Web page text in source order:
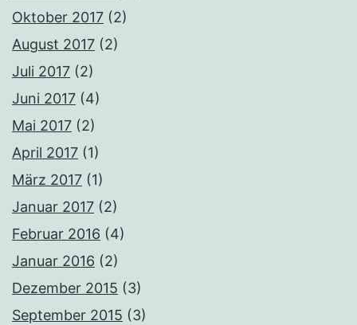
Oktober 2017 (2)
August 2017 (2)
Juli 2017 (2)
Juni 2017 (4)
Mai 2017 (2)
April 2017 (1)
März 2017 (1)
Januar 2017 (2)
Februar 2016 (4)
Januar 2016 (2)
Dezember 2015 (3)
September 2015 (3)